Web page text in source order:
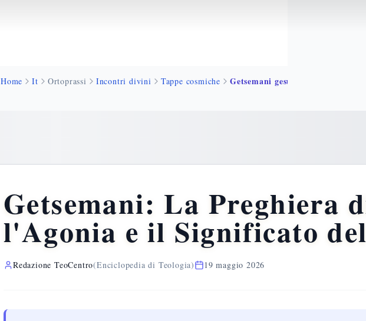
Home It Ortoprassi Incontri divini Tappe cosmiche
Getsemani: La Preghiera
l'Agonia e il Significato
Redazione TeoCentro(Enciclopedia di Teologia) 19 maggio 2026